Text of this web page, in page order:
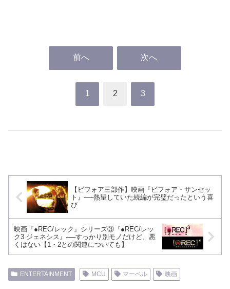
前へ 次へ
1 2 3
【ビフォア三部作】映画『ビフォア・サンセッ
ト』──熱望していた続編が完璧だったという喜
び
映画『●REC/レック』シリーズ③『●REC/レッ
ク3 ジェネシス』──すっかり別モノだけど、悪
くはない【1・2との関連についても】
ENTERTAINMENT MCU マーベル 映画